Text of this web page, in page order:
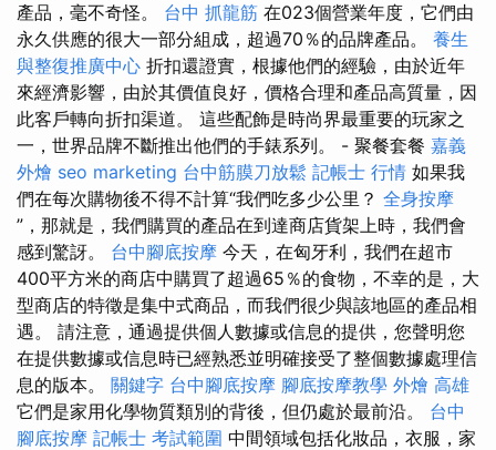
產品，毫不奇怪。 台中 抓龍筋 在023個營業年度，它們由
永久供應的很大一部分組成，超過70％的品牌產品。 養生
與整復推廣中心 折扣還證實，根據他們的經驗，由於近年
來經濟影響，由於其價值良好，價格合理和產品高質量，因
此客戶轉向折扣渠道。 這些配飾是時尚界最重要的玩家之
一，世界品牌不斷推出他們的手錶系列。 - 聚餐套餐 嘉義
外燴 seo marketing 台中筋膜刀放鬆 記帳士 行情 如果我
們在每次購物後不得不計算“我們吃多少公里？ 全身按摩
”，那就是，我們購買的產品在到達商店貨架上時，我們會
感到驚訝。 台中腳底按摩 今天，在匈牙利，我們在超市
400平方米的商店中購買了超過65％的食物，不幸的是，大
型商店的特徵是集中式商品，而我們很少與該地區的產品相
遇。 請注意，通過提供個人數據或信息的提供，您聲明您
在提供數據或信息時已經熟悉並明確接受了整個數據處理信
息的版本。 關鍵字 台中腳底按摩 腳底按摩教學 外燴 高雄
它們是家用化學物質類別的背後，但仍處於最前沿。 台中
腳底按摩 記帳士 考試範圍 中間領域包括化妝品，衣服，家